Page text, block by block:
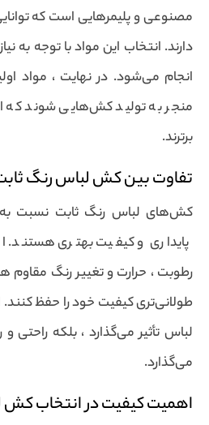
مصنوعی و پلیمرهایی است که
دارند. انتخاب این مواد با توجه
انجام می‌شود. در نهایت ، مواد
منجر به تولید کش‌هایی شوند که
برترند.
تفاوت بین کش لباس رنگ
کش‌های لباس رنگ ثابت نسبت
پایداری و کیفیت بهتری هستند.
رطوبت ، حرارت و تغییر رنگ
طولانی‌تری کیفیت خود را حفظ کنند.
لباس تأثیر می‌گذارد ، بلکه راحتی و
می‌گذارد.
اهمیت کیفیت در انتخاب کش